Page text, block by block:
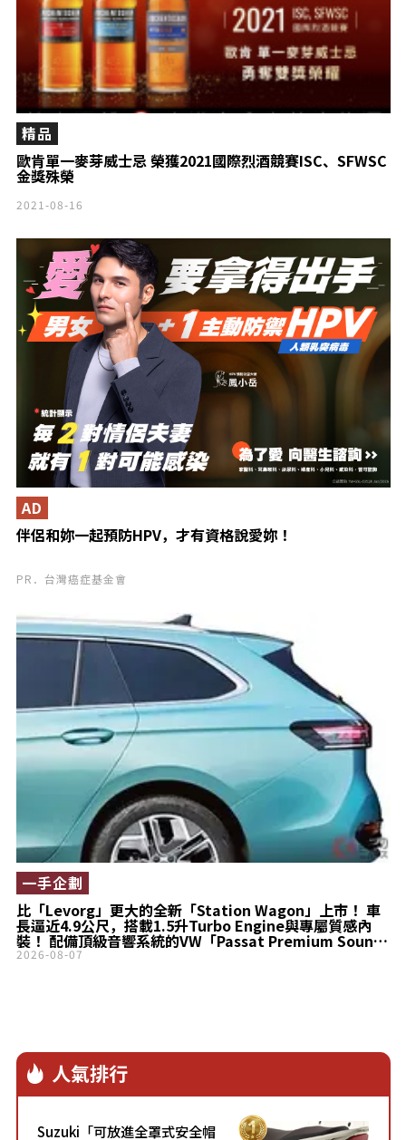
歐肯單一麥芽威士忌 榮獲2021國際烈酒競賽ISC、SFWSC
金獎殊榮
精品
2021-08-16
伴侶和妳一起預防HPV，才有資格說愛妳！
AD
PR．台灣癌症基金會
比「Levorg」更大的全新「Station Wagon」上市！ 車
長逼近4.9公尺，搭載1.5升Turbo Engine與專屬質感內
裝！ 配備頂級音響系統的VW「Passat Premium Sound
Edition」到底有什麼魅力？
一手企劃
2026-08-07
人氣排行
Suzuki「可放進全罩式安全帽